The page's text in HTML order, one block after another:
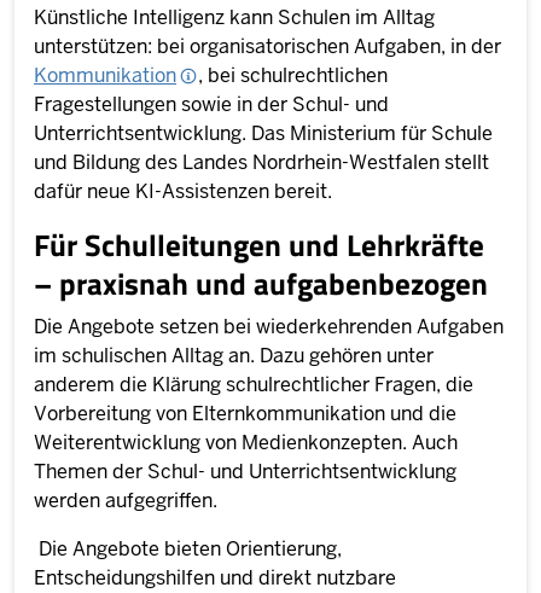
Künstliche Intelligenz kann Schulen im Alltag
unterstützen: bei organisatorischen Aufgaben, in der
Kommunikation
, bei schulrechtlichen
Fragestellungen sowie in der Schul- und
Unterrichtsentwicklung. Das Ministerium für Schule
und Bildung des Landes Nordrhein-Westfalen stellt
dafür neue KI-Assistenzen bereit.
Für Schulleitungen und Lehrkräfte
– praxisnah und aufgabenbezogen
Die Angebote setzen bei wiederkehrenden Aufgaben
im schulischen Alltag an. Dazu gehören unter
anderem die Klärung schulrechtlicher Fragen, die
Vorbereitung von Elternkommunikation und die
Weiterentwicklung von Medienkonzepten. Auch
Themen der Schul- und Unterrichtsentwicklung
werden aufgegriffen.
Die Angebote bieten Orientierung,
Entscheidungshilfen und direkt nutzbare